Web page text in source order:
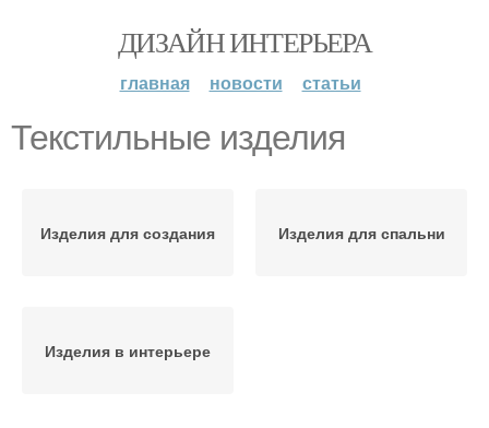
ДИЗАЙН ИНТЕРЬЕРА
главная новости статьи
Текстильные изделия
Изделия для создания Изделия для спальни
Изделия в интерьере